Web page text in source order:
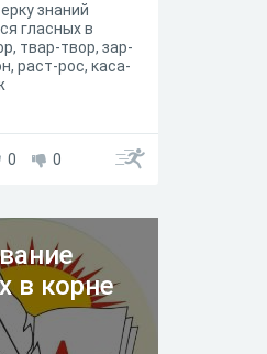
знаний
гласных в
твар-твор, зар-
раст-рос, каса-
0 0
в корне